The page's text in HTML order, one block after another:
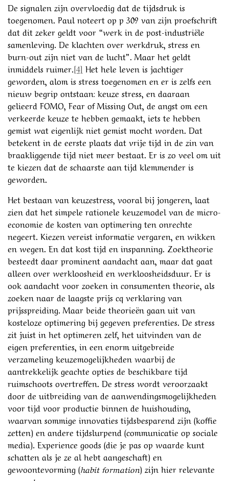
De signalen zijn overvloedig dat de tijdsdruk is
toegenomen. Paul noteert op p 309 van zijn proefschrift
dat dit zeker geldt voor “werk in de post-industriële
samenleving. De klachten over werkdruk, stress en
burn-out zijn niet van de lucht”. Maar het geldt
inmiddels ruimer.[4] Het hele leven is jachtiger
geworden, alom is stress toegenomen en er is zelfs een
nieuw begrip ontstaan: keuze stress, en daaraan
gelieerd FOMO, Fear of Missing Out, de angst om een
verkeerde keuze te hebben gemaakt, iets te hebben
gemist wat eigenlijk niet gemist mocht worden. Dat
betekent in de eerste plaats dat vrije tijd in de zin van
braakliggende tijd niet meer bestaat. Er is zo veel om uit
te kiezen dat de schaarste aan tijd klemmender is
geworden.
Het bestaan van keuzestress, vooral bij jongeren, laat
zien dat het simpele rationele keuzemodel van de micro-
economie de kosten van optimering ten onrechte
negeert. Kiezen vereist informatie vergaren, en wikken
en wegen. En dat kost tijd en inspanning. Zoektheorie
besteedt daar prominent aandacht aan, maar dat gaat
alleen over werkloosheid en werkloosheidsduur. Er is
ook aandacht voor zoeken in consumenten theorie, als
zoeken naar de laagste prijs cq verklaring van
prijsspreiding. Maar beide theorieën gaan uit van
kosteloze optimering bij gegeven preferenties. De stress
zit juist in het optimeren zelf, het uitvinden van de
eigen preferenties, in een enorm uitgebreide
verzameling keuzemogelijkheden waarbij de
aantrekkelijk geachte opties de beschikbare tijd
ruimschoots overtreffen. De stress wordt veroorzaakt
door de uitbreiding van de aanwendingsmogelijkheden
voor tijd voor productie binnen de huishouding,
waarvan sommige innovaties tijdsbesparend zijn (koffie
zetten) en andere tijdslurpend (communicatie op sociale
media). Experience goods (die je pas op waarde kunt
schatten als je ze al hebt aangeschaft) en
gewoontevorming (habit formation) zijn hier relevante